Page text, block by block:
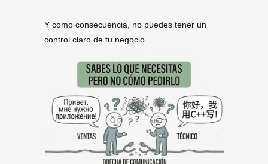
Y como consecuencia, no puedes tener un
control claro de tu negocio.